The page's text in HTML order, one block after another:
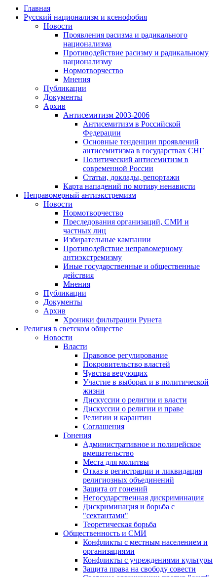
Главная
Русский национализм и ксенофобия
Новости
Проявления расизма и радикального
национализма
Противодействие расизму и радикальному
национализму
Нормотворчество
Мнения
Публикации
Документы
Архив
Антисемитизм 2003-2006
Антисемитизм в Российской
Федерации
Основные тенденции проявлений
антисемитизма в государствах СНГ
Политический антисемитизм в
современной России
Статьи, доклады, репортажи
Карта нападений по мотиву ненависти
Неправомерный антиэкстремизм
Новости
Нормотворчество
Преследования организаций, СМИ и
частных лиц
Избирательные кампании
Противодействие неправомерному
антиэкстремизму
Иные государственные и общественные
действия
Мнения
Публикации
Документы
Архив
Хроники фильтрации Рунета
Религия в светском обществе
Новости
Власти
Правовое регулирование
Покровительство властей
Чувства верующих
Участие в выборах и в политической
жизни
Дискуссии о религии и власти
Дискуссии о религии и праве
Религии и карантин
Соглашения
Гонения
Административное и полицейское
вмешательство
Места для молитвы
Отказ в регистрации и ликвидация
религиозных объединений
Защита от гонений
Негосударственная дискриминация
Дискриминация и борьба с
"сектантами"
Теоретическая борьба
Общественность и СМИ
Конфликты с местным населением и
организациями
Конфликты с учреждениями культуры
Защита права на свободу совести